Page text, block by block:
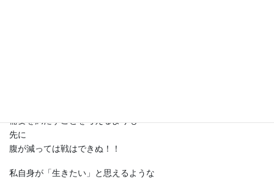
需要を満たすことを考えるよりも
先に
腹が減っては戦はできぬ！！
私自身が「生きたい」と思えるような